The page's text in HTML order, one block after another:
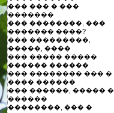
��� ��� � ���
�������
��� ��������, ���
������� ����?
��� ���������,
�����, ����
��� ����� �����
������ ������
��� �������� ��� �
���� ������
��� ������, ����� �
������
��������, ��� �